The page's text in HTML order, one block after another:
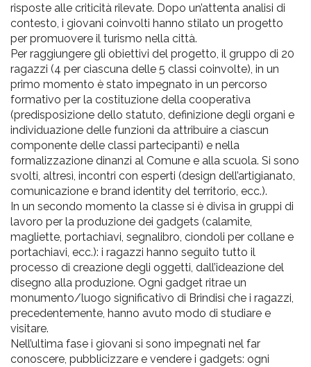
risposte alle criticità rilevate. Dopo un’attenta analisi di
contesto, i giovani coinvolti hanno stilato un progetto
per promuovere il turismo nella città.
Per raggiungere gli obiettivi del progetto, il gruppo di 20
ragazzi (4 per ciascuna delle 5 classi coinvolte), in un
primo momento è stato impegnato in un percorso
formativo per la costituzione della cooperativa
(predisposizione dello statuto, definizione degli organi e
individuazione delle funzioni da attribuire a ciascun
componente delle classi partecipanti) e nella
formalizzazione dinanzi al Comune e alla scuola. Si sono
svolti, altresì, incontri con esperti (design dell’artigianato,
comunicazione e brand identity del territorio, ecc.).
In un secondo momento la classe si è divisa in gruppi di
lavoro per la produzione dei gadgets (calamite,
magliette, portachiavi, segnalibro, ciondoli per collane e
portachiavi, ecc.): i ragazzi hanno seguito tutto il
processo di creazione degli oggetti, dall’ideazione del
disegno alla produzione. Ogni gadget ritrae un
monumento/luogo significativo di Brindisi che i ragazzi,
precedentemente, hanno avuto modo di studiare e
visitare.
Nell’ultima fase i giovani si sono impegnati nel far
conoscere, pubblicizzare e vendere i gadgets: ogni